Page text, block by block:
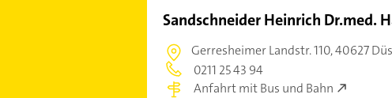
Sandschneider Heinrich Dr.med.
Gerresheimer Landstr. 110,40627
0211 25 43 94
Anfahrt mit Bus und Bahn